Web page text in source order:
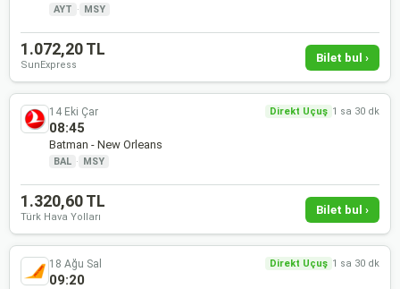
AYT · MSY
1.072,20 TL
SunExpress
Bilet bul ›
14 Eki Çar Direkt Uçuş 1 sa 30 dk
08:45
Batman - New Orleans
BAL · MSY
1.320,60 TL
Türk Hava Yolları
Bilet bul ›
18 Ağu Sal Direkt Uçuş 1 sa 30 dk
09:20